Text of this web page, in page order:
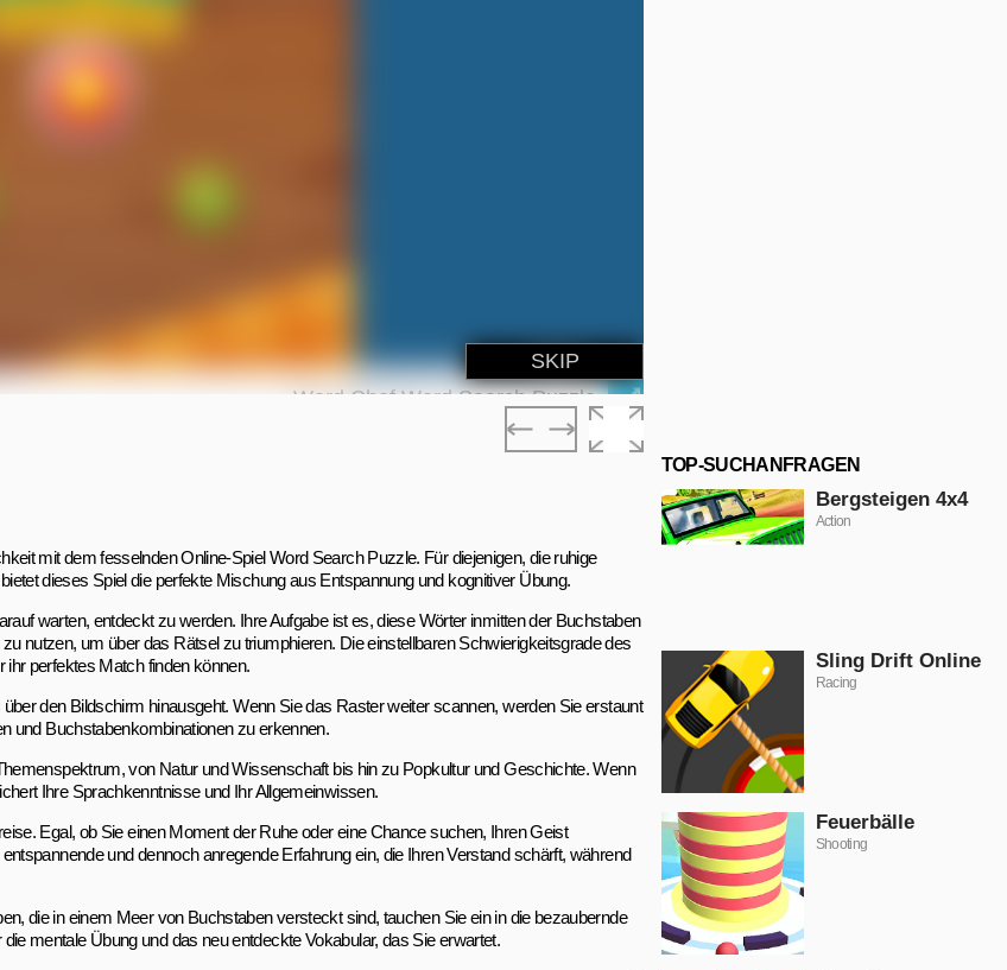
mit dem fesselnden Online-Spiel Word Search Puzzle. Für diejenigen, die ruhige
dieses Spiel die perfekte Mischung aus Entspannung und kognitiver Übung.
warten, entdeckt zu werden. Ihre Aufgabe ist es, diese Wörter inmitten der Buchstaben
nutzen, um über das Rätsel zu triumphieren. Die einstellbaren Schwierigkeitsgrade des
ihr perfektes Match finden können.
den Bildschirm hinausgeht. Wenn Sie das Raster weiter scannen, werden Sie erstaunt
und Buchstabenkombinationen zu erkennen.
von Natur und Wissenschaft bis hin zu Popkultur und Geschichte. Wenn
Ihre Sprachkenntnisse und Ihr Allgemeinwissen.
Egal, ob Sie einen Moment der Ruhe oder eine Chance suchen, Ihren Geist
und dennoch anregende Erfahrung ein, die Ihren Verstand schärft, während
die in einem Meer von Buchstaben versteckt sind, tauchen Sie ein in die bezaubernde
mentale Übung und das neu entdeckte Vokabular, das Sie erwartet.
TOP-SUCHANFRAGEN
Bergsteigen 4x4
Action
Sling Drift Online
Racing
Feuerbälle
Shooting